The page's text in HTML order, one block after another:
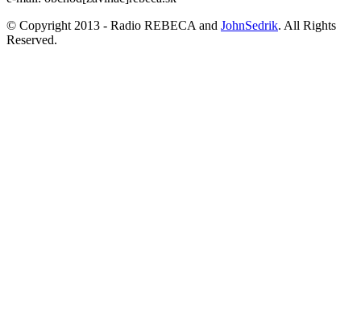
© Copyright 2013 - Radio REBECA and JohnSedrik. All Rights
Reserved.